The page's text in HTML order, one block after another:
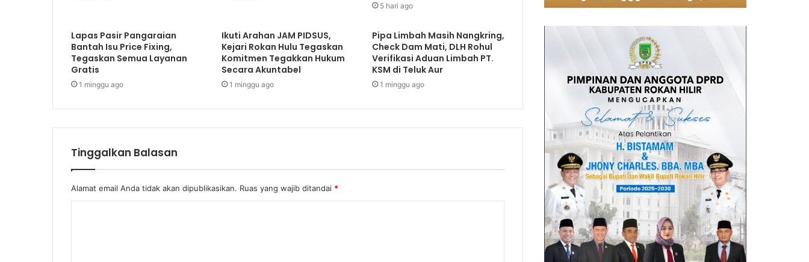
5 hari ago
Lapas Pasir Pangaraian
Bantah Isu Price Fixing,
Tegaskan Semua Layanan
Gratis
1 minggu ago
Ikuti Arahan JAM PIDSUS,
Kejari Rokan Hulu Tegaskan
Komitmen Tegakkan Hukum
Secara Akuntabel
1 minggu ago
Pipa Limbah Masih Nangkring,
Check Dam Mati, DLH Rohul
Verifikasi Aduan Limbah PT.
KSM di Teluk Aur
1 minggu ago
Tinggalkan Balasan
Alamat email Anda tidak akan dipublikasikan. Ruas yang wajib ditandai *